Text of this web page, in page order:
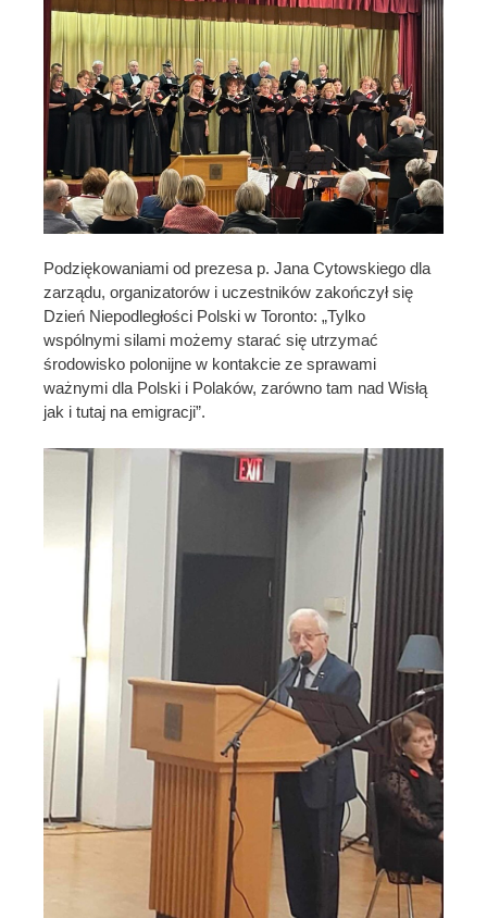
Podziękowaniami od prezesa p. Jana Cytowskiego dla
zarządu, organizatorów i uczestników zakończył się
Dzień Niepodległości Polski w Toronto: „Tylko
wspólnymi silami możemy starać się utrzymać
środowisko polonijne w kontakcie ze sprawami
ważnymi dla Polski i Polaków, zarówno tam nad Wisłą
jak i tutaj na emigracji”.